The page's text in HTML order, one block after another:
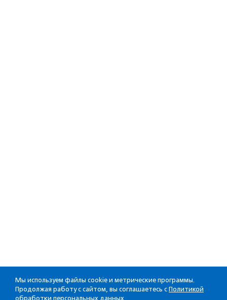
Мы используем файлы cookie и метрические программы.
Продолжая работу с сайтом, вы соглашаетесь с Политикой
обработки персональных данных